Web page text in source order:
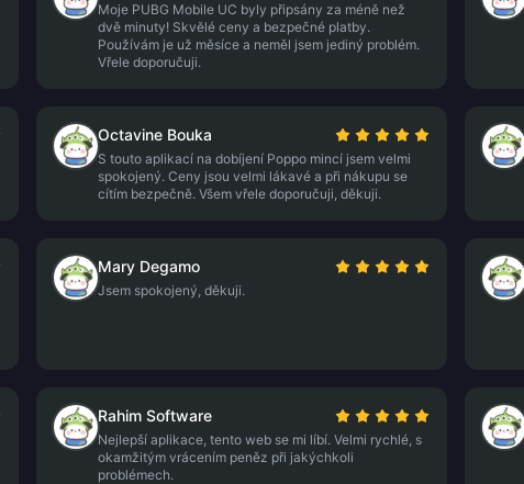
Moje PUBG Mobile UC byly připsány za méně než
dvě minuty! Skvělé ceny a bezpečné platby.
Používám je už měsíce a neměl jsem jediný problém.
Vřele doporučuji.
Octavine Bouka
S touto aplikací na dobíjení Poppo mincí jsem velmi
spokojený. Ceny jsou velmi lákavé a při nákupu se
cítím bezpečně. Všem vřele doporučuji, děkuji.
Mary Degamo
Jsem spokojený, děkuji.
Rahim Software
Nejlepší aplikace, tento web se mi líbí. Velmi rychlé, s
okamžitým vrácením peněz při jakýchkoli
problémech.